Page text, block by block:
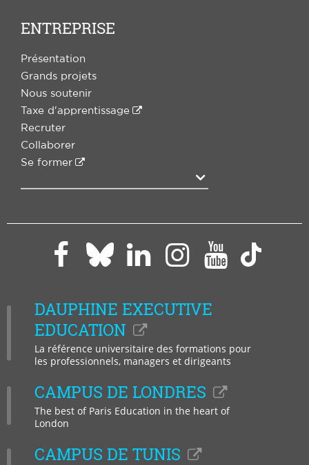
ENTREPRISE
Présentation
Grands projets
Nous soutenir
Taxe d'apprentissage
Recruter
Collaborer
Se former
Agrandir
Paris
Dauphine
Facebook
Paris
Dauphine
sur
Bluesky
Paris
Dauphine
LinkedIn
Paris
Dauphine
Instagram
ParisParis
DAUPHINE EXECUTIVE
EDUCATION
La référence universitaire des formations pour
les professionnels, managers et dirigeants
CAMPUS DE LONDRES
The best of Paris Education in the heart of
London
CAMPUS DE TUNIS